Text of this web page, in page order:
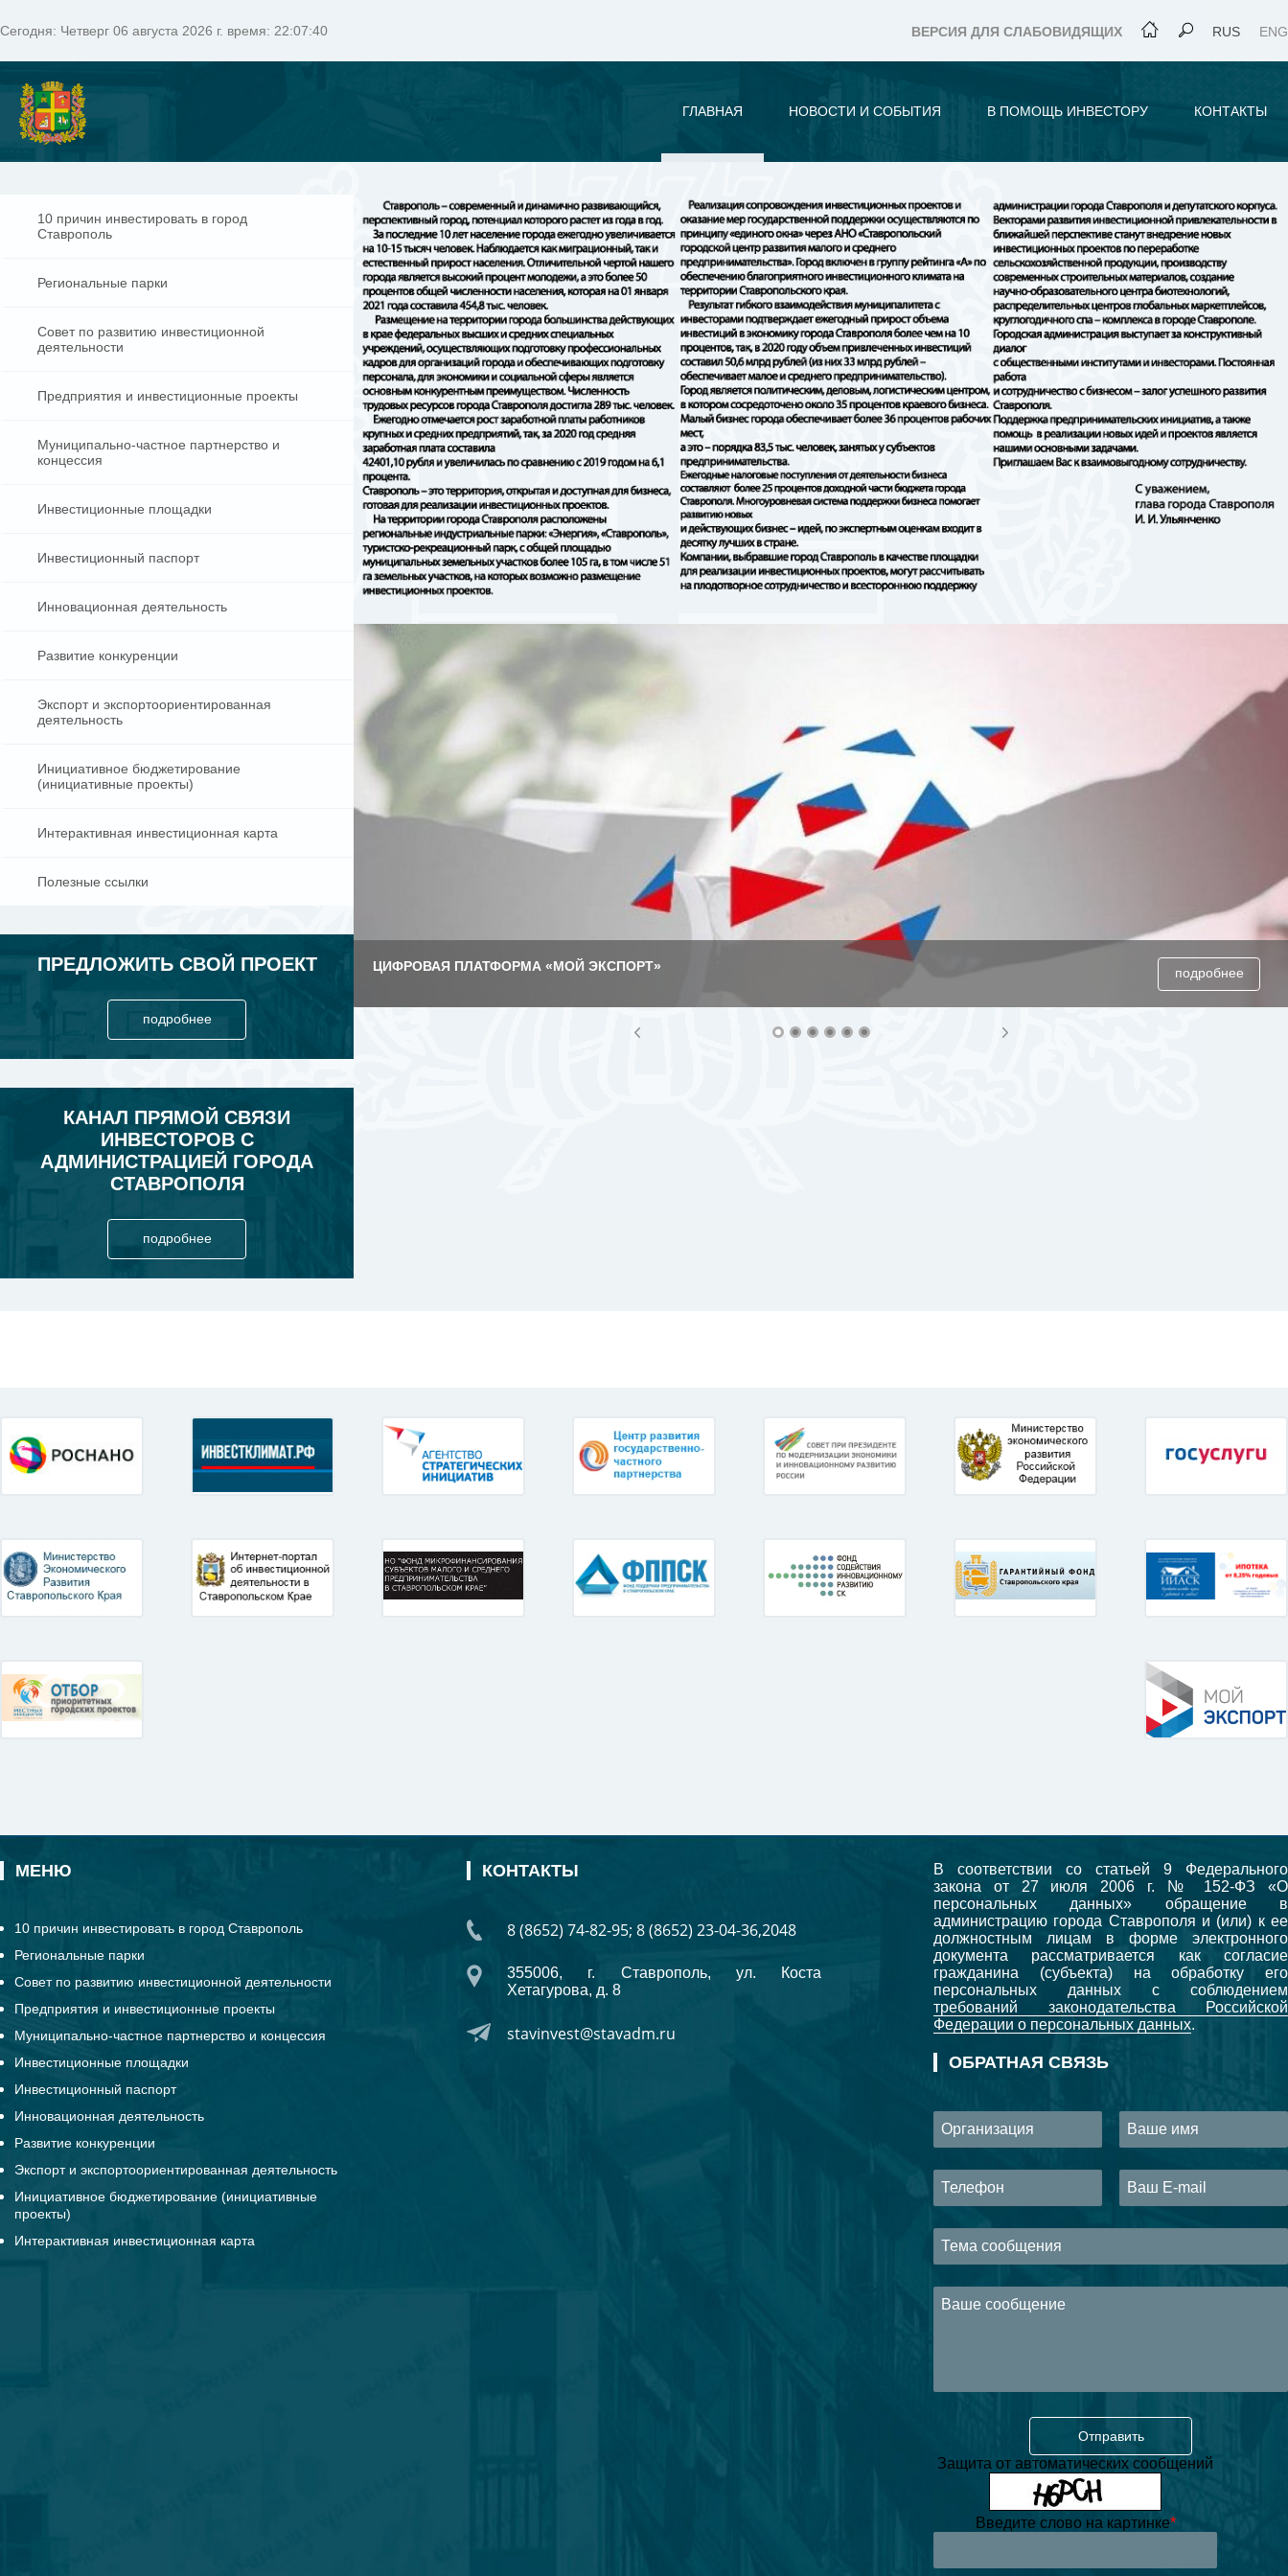
Сегодня: Четверг 06 августа 2026 г. время: 22:07:41 ВЕРСИЯ ДЛЯ СЛАБОВИДЯЩИХ RUS ENG
ГЛАВНАЯ НОВОСТИ И СОБЫТИЯ В ПОМОЩЬ ИНВЕСТОРУ КОНТАКТЫ
10 причин инвестировать в город
Ставрополь
Региональные парки
Совет по развитию инвестиционной
деятельности
Предприятия и инвестиционные проекты
Муниципально-частное партнерство и
концессия
Инвестиционные площадки
Инвестиционный паспорт
Инновационная деятельность
Развитие конкуренции
Экспорт и экспортоориентированная
деятельность
Инициативное бюджетирование
(инициативные проекты)
Интерактивная инвестиционная карта
Полезные ссылки
ПРЕДЛОЖИТЬ СВОЙ ПРОЕКТ
подробнее
КАНАЛ ПРЯМОЙ СВЯЗИ
ИНВЕСТОРОВ С
АДМИНИСТРАЦИЕЙ ГОРОДА
СТАВРОПОЛЯ
подробнее
ЦИФРОВАЯ ПЛАТФОРМА «МОЙ ЭКСПОРТ» подробнее
МЕНЮ
10 причин инвестировать в город Ставрополь
Региональные парки
Совет по развитию инвестиционной деятельности
Предприятия и инвестиционные проекты
Муниципально-частное партнерство и концессия
Инвестиционные площадки
Инвестиционный паспорт
Инновационная деятельность
Развитие конкуренции
Экспорт и экспортоориентированная деятельность
Инициативное бюджетирование (инициативные
проекты)
Интерактивная инвестиционная карта
КОНТАКТЫ
8 (8652) 74-82-95; 8 (8652) 23-04-36,2048
355006, г. Ставрополь, ул. Коста
Хетагурова, д. 8
stavinvest@stavadm.ru
В соответствии со статьей 9 Федерального
закона от 27 июля 2006 г. № 152-ФЗ «О
персональных данных» обращение в
администрацию города Ставрополя и (или) к ее
должностным лицам в форме электронного
документа рассматривается как согласие
гражданина (субъекта) на обработку его
персональных данных с соблюдением
требований законодательства Российской
Федерации о персональных данных.
ОБРАТНАЯ СВЯЗЬ
Защита от автоматических сообщений
Введите слово на картинке*